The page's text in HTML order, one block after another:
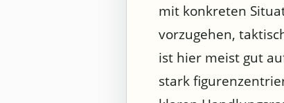
mit konkreten
vorzugehen,
ist hier meist gut
stark